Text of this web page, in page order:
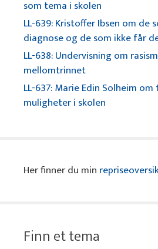
som tema i skolen
LL-639: Kristoffer Ibsen om de
diagnose og de som ikke får
LL-638: Undervisning om
mellomtrinnet
LL-637: Marie Edin Solheim
muligheter i skolen
Her finner du min
Finn et tema